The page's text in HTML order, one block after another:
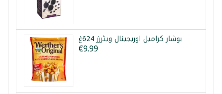
بوشار كراميل اوريجينال ويثررز 624غ
€9.99